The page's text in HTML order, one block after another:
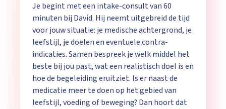
Je begint met een intake-consult van 60
minuten bij Davíd. Hij neemt uitgebreid de tijd
voor jouw situatie: je medische achtergrond, je
leefstijl, je doelen en eventuele contra-
indicaties. Samen bespreek je welk middel het
beste bij jou past, wat een realistisch doel is en
hoe de begeleiding eruitziet. Is er naast de
medicatie meer te doen op het gebied van
leefstijl, voeding of beweging? Dan hoort dat